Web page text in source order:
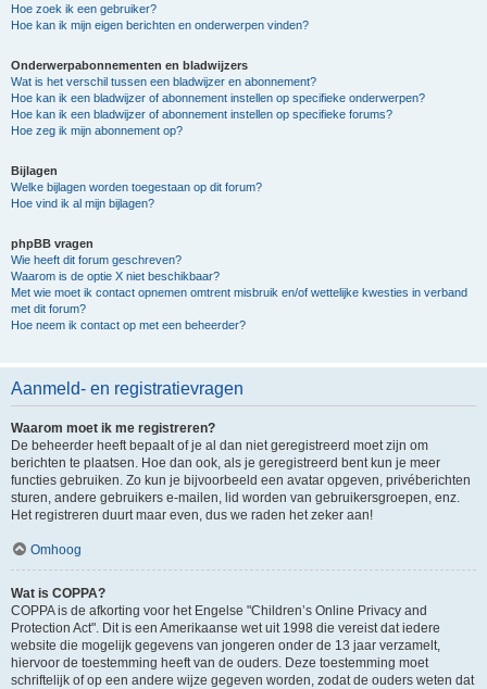
Hoe zoek ik een gebruiker?
Hoe kan ik mijn eigen berichten en onderwerpen vinden?
Onderwerpabonnementen en bladwijzers
Wat is het verschil tussen een bladwijzer en abonnement?
Hoe kan ik een bladwijzer of abonnement instellen op specifieke onderwerpen?
Hoe kan ik een bladwijzer of abonnement instellen op specifieke forums?
Hoe zeg ik mijn abonnement op?
Bijlagen
Welke bijlagen worden toegestaan op dit forum?
Hoe vind ik al mijn bijlagen?
phpBB vragen
Wie heeft dit forum geschreven?
Waarom is de optie X niet beschikbaar?
Met wie moet ik contact opnemen omtrent misbruik en/of wettelijke kwesties in verband
met dit forum?
Hoe neem ik contact op met een beheerder?
Aanmeld- en registratievragen
Waarom moet ik me registreren?
De beheerder heeft bepaalt of je al dan niet geregistreerd moet zijn om
berichten te plaatsen. Hoe dan ook, als je geregistreerd bent kun je meer
functies gebruiken. Zo kun je bijvoorbeeld een avatar opgeven, privéberichten
sturen, andere gebruikers e-mailen, lid worden van gebruikersgroepen, enz.
Het registreren duurt maar even, dus we raden het zeker aan!
Omhoog
Wat is COPPA?
COPPA is de afkorting voor het Engelse "Children’s Online Privacy and
Protection Act". Dit is een Amerikaanse wet uit 1998 die vereist dat iedere
website die mogelijk gegevens van jongeren onder de 13 jaar verzamelt,
hiervoor de toestemming heeft van de ouders. Deze toestemming moet
schriftelijk of op een andere wijze gegeven worden, zodat de ouders weten dat